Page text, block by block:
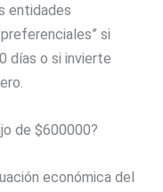
entidades
si
días o si invierte
de $600000?
económica del